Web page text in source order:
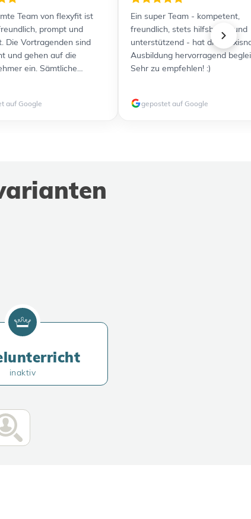
Team von flexyfit ist
prompt und
Die Vortragenden sind
und gehen auf die
ein. Sämtliche
wurden übersichtlich
gestellt. Durch die
gerne wieder bei Euch
weiterempfehlen!
auf Google
Ein super Team - kompetent,
freundlich, stets hilfsbereit und
unterstützend - hat die
Ausbildung hervorragend
Sehr zu empfehlen! :)
gepostet auf Google
inaktiv